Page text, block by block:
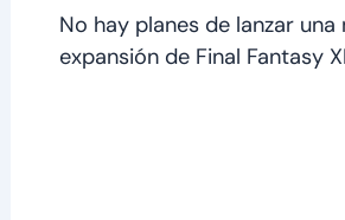
No hay planes de lanzar una
expansión de Final Fantasy